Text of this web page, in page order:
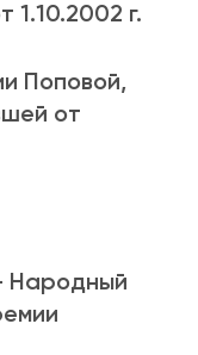
г.
Поповой,
от
Народный